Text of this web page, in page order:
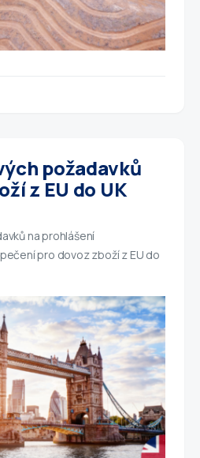
požadavků
z EU do UK
na prohlášení
pro dovoz zboží z EU do